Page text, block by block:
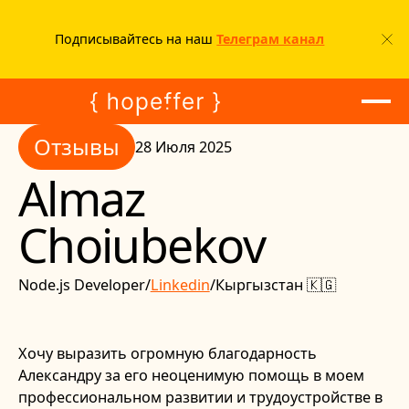
Подписывайтесь на нашТелеграм канал
Отзывы
Отзывы 28 Июля 2025
Almaz
Choiubekov
Node.js Developer/Linkedin/Кыргызстан 🇰🇬
Хочу выразить огромную благодарность
Александру за его неоценимую помощь в моем
профессиональном развитии и трудоустройстве в